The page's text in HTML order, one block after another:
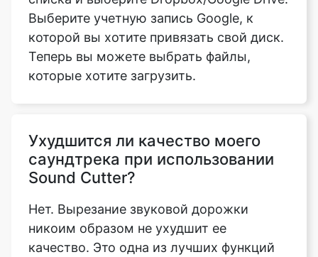
которые хотите загрузить.
Ухудшится ли качество моего
Нет. Вырезание звуковой дорожки
никоим образом не ухудшит ее
качество. Это одна из лучших функций
нашего онлайн-инструмента Sound
Cutter. Мы можем гарантировать, что
качество останется прежним. В звуке